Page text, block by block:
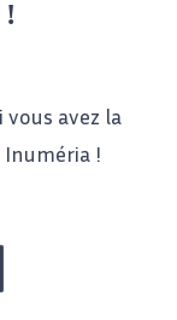
vous avez la
!